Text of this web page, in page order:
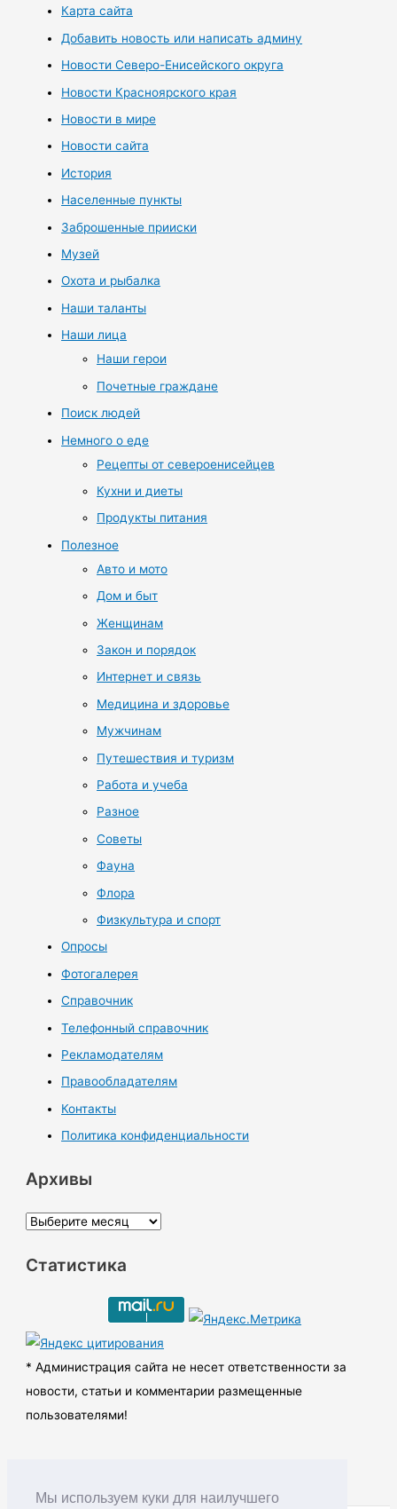
Мы используем куки для наилучшего
Карта сайта
Добавить новость или написать админу
Новости Северо-Енисейского округа
Новости Красноярского края
Новости в мире
Новости сайта
История
Населенные пункты
Заброшенные прииски
Музей
Охота и рыбалка
Наши таланты
Наши лица
Наши герои
Почетные граждане
Поиск людей
Немного о еде
Рецепты от североенисейцев
Кухни и диеты
Продукты питания
Полезное
Авто и мото
Дом и быт
Женщинам
Закон и порядок
Интернет и связь
Медицина и здоровье
Мужчинам
Путешествия и туризм
Работа и учеба
Разное
Советы
Фауна
Флора
Физкультура и спорт
Опросы
Фотогалерея
Справочник
Телефонный справочник
Рекламодателям
Правообладателям
Контакты
Политика конфиденциальности
Архивы
А
х
ы
Статистика
* Администрация сайта не несет ответственности за
новости, статьи и комментарии размещенные
пользователями!